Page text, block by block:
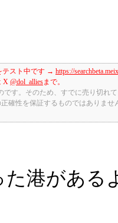
テスト中です → https://
X @dol_alliesまで。
です。そのため、すでに売り切れ
確性を保証するものではありませ
た港がある